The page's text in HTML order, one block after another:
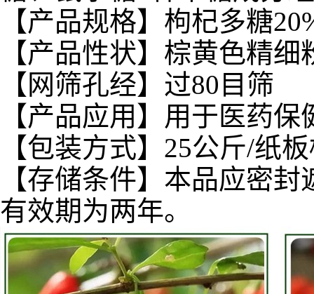
【产品规格】枸杞多糖
【产品性状】棕黄色精细
【网筛孔经】过80目筛
【产品应用】用于医药
【包装方式】25公斤/纸
【存储条件】本品应密
有效期为两年。